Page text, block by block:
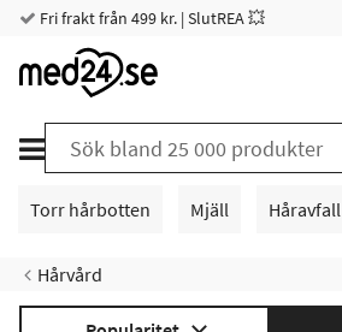
Fri frakt från 499 kr. | SlutREA 💥
Torr hårbotten Mjäll Håravfall
Hårvård